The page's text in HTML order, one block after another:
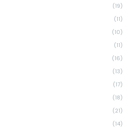
(19)
(11)
(10)
(11)
(16)
(13)
(17)
(18)
(21)
(14)